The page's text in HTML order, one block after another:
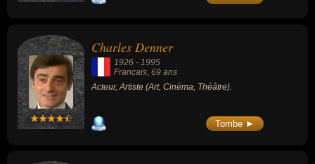
avoir été un acteur (plus de 60 films dont «
(importé en France en 1987) qui lui valut une
nomination au prix Nobel de la Paix.
Charles Denner
1926 - 1995
Francais , 69 ans
Acteur, Artiste (Art, Cinéma, Théâtre).
Tombe ►